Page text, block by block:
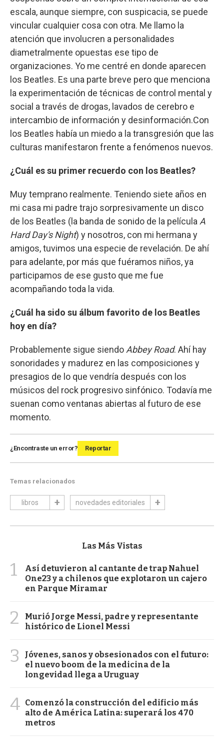
escala, aunque siempre, con suspicacia, se puede
vincular cualquier cosa con otra. Me llamo la
atención que involucren a personalidades
diametralmente opuestas ese tipo de
organizaciones. Yo me centré en donde aparecen
los Beatles. Es una parte breve pero que menciona
la experimentación de técnicas de control mental y
social a través de drogas, lavados de cerebro e
intercambio de información y desinformación.Con
los Beatles había un miedo a la transgresión que las
culturas manifestaron frente a fenómenos nuevos.
¿Cuál es su primer recuerdo con los Beatles?
Muy temprano realmente. Teniendo siete años en
mi casa mi padre trajo sorpresivamente un disco
de los Beatles (la banda de sonido de la películaA
Hard Day's Night) y nosotros, con mi hermana y
amigos, tuvimos una especie de revelación. De ahí
para adelante, por más que fuéramos niños, ya
participamos de ese gusto que me fue
acompañando toda la vida.
¿Cuál ha sido su álbum favorito de los Beatles
hoy en día?
Probablemente sigue siendoAbbey Road. Ahí hay
sonoridades y madurez en las composiciones y
presagios de lo que vendría después con los
músicos del rock progresivo sinfónico. Todavía me
suenan como ventanas abiertas al futuro de ese
momento.
¿Encontraste un error? Reportar
Temas relacionados
libros novedades editoriales
Las Más Vistas
1
Así detuvieron al cantante de trap Nahuel
One23 y a chilenos que explotaron un cajero
en Parque Miramar
2
Murió Jorge Messi, padre y representante
histórico de Lionel Messi
3
Jóvenes, sanos y obsesionados con el futuro:
el nuevo boom de la medicina de la
longevidad llega a Uruguay
4 Comenzó la construcción del edificio más
alto de América Latina: superará los 470
metros